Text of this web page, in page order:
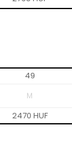
49
2470 HUF